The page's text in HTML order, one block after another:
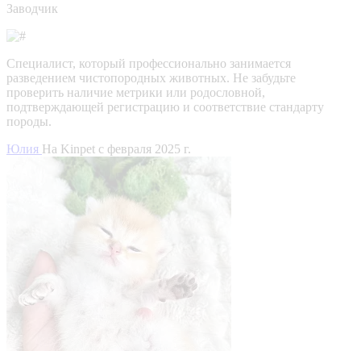
Заводчик
Специалист, который профессионально занимается
разведением чистопородных животных. Не забудьте
проверить наличие метрики или родословной,
подтверждающей регистрацию и соответствие стандарту
породы.
Юлия На Kinpet c февраля 2025 г.